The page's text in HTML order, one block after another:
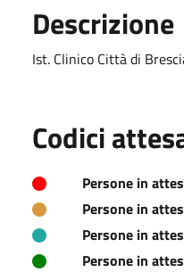
Descrizione
Ist. Clinico Città di
Codici
Persone in
Persone in
Persone in
Persone in